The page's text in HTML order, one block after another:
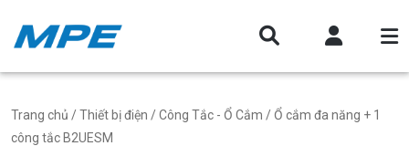
Trang chủ /Thiết bị điện /Công Tắc - Ổ Cắm / Ổ cắm đa năng + 1
công tắc B2UESM